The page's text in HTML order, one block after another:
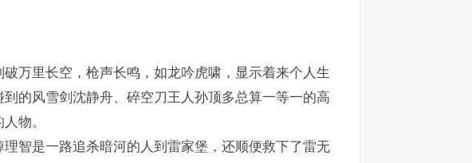
万里长空，枪声长鸣，如龙吟虎啸，显示着来个人生
的风雪剑沈静舟、碎空刀王人孙顶多总算一等一的高
物。
智是一路追杀暗河的人到雷家堡，还顺便救下了雷无